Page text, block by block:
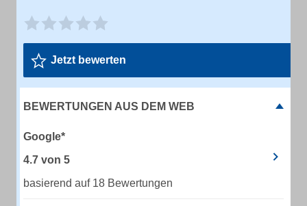
Jetzt bewerten
BEWERTUNGEN AUS DEM WEB
Google*
4.7 von 5
basierend auf 18 Bewertungen